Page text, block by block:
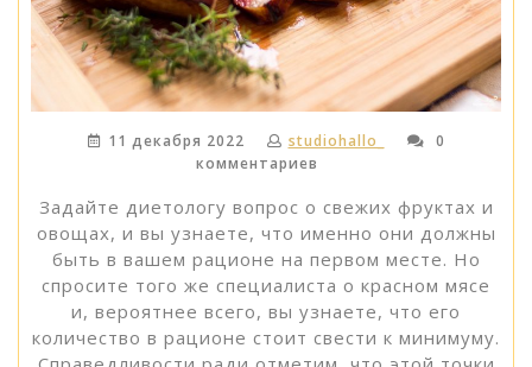
11 декабря 2022 studiohallo_
0
комментариев
Задайте диетологу вопрос о свежих фруктах и
овощах, и вы узнаете, что именно они должны
быть в вашем рационе на первом месте. Но
спросите того же специалиста о красном мясе
и, вероятнее всего, вы узнаете, что его
количество в рационе стоит свести к минимуму.